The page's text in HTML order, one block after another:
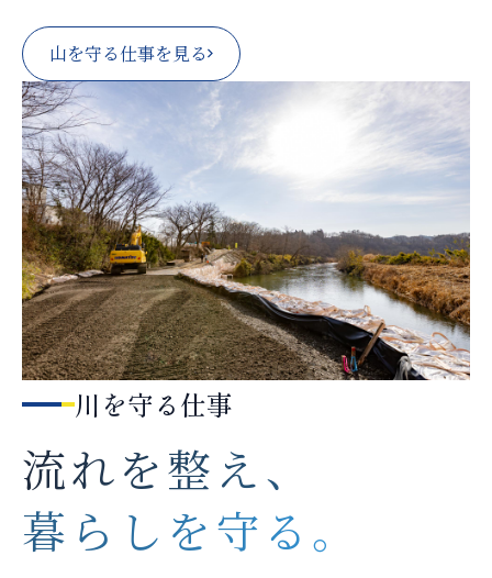
山を守る仕事を見る
川を守る仕事
流れを整え、
暮らしを守る。